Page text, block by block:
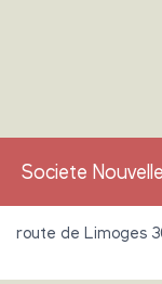
Societe
route de Limoges